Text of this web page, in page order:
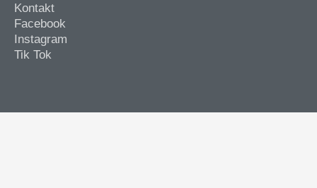
Kontakt
Facebook
Instagram
Tik Tok